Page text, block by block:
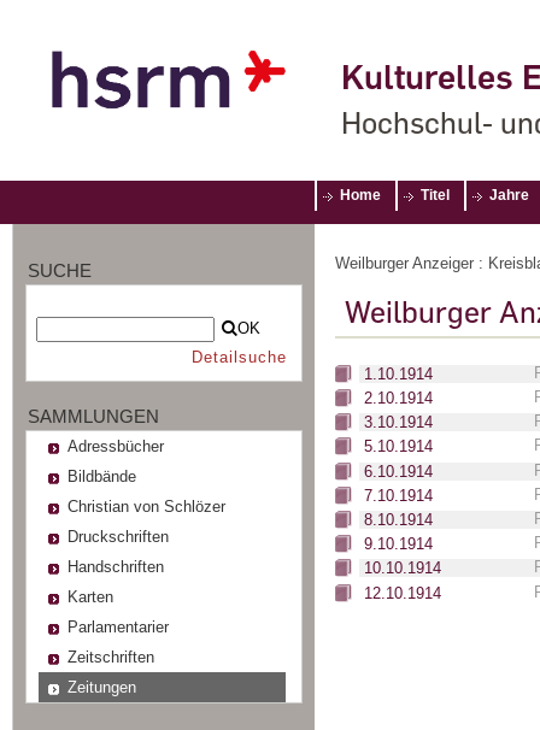
Kulturelles
Hochschul-
Home Titel Jahre
SUCHE
OK
Detailsuche
SAMMLUNGEN
Adressbücher
Bildbände
Christian von Schlözer
Druckschriften
Handschriften
Karten
Parlamentarier
Zeitschriften
Zeitungen
Weilburger Anzeiger :
Weilburger
1.10.1914
2.10.1914
3.10.1914
5.10.1914
6.10.1914
7.10.1914
8.10.1914
9.10.1914
10.10.1914
12.10.1914